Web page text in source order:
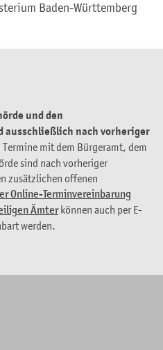
und den
nach vorheriger
Termine mit dem Bürgeramt, dem
sind nach vorheriger
zusätzlichen offenen
Online-Terminvereinbarung
Ämterkönnen auch per E-
werden.
Baden-Württemberg